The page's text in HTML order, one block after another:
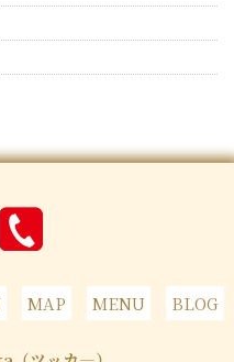
MAP MENU BLOG